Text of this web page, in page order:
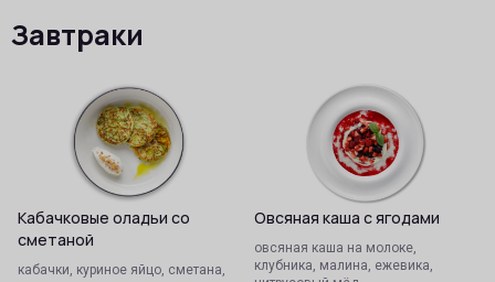
Завтраки
Кабачковые оладьи со
сметаной
кабачки, куриное яйцо, сметана,
Овсяная каша с ягодами
овсяная каша на молоке,
клубника, малина, ежевика,